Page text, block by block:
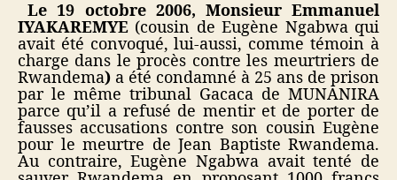
Le 19 octobre 2006, Monsieur Emmanuel
IYAKAREMYE (cousin de Eugène Ngabwa qui
avait été convoqué, lui-aussi, comme témoin à
charge dans le procès contre les meurtriers de
Rwandema) a été condamné à 25 ans de prison
par le même tribunal Gacaca de MUNANIRA
parce qu’il a refusé de mentir et de porter de
fausses accusations contre son cousin Eugène
pour le meurtre de Jean Baptiste Rwandema.
Au contraire, Eugène Ngabwa avait tenté de